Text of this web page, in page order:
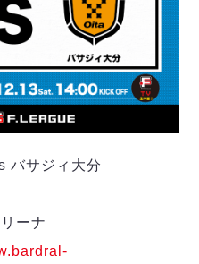
バサジィ大分
ーナ